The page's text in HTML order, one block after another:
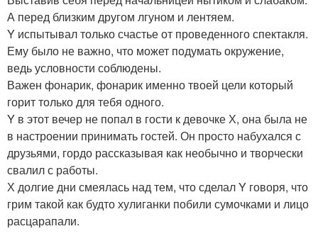
А перед близким другом лгуном и лентяем.
Y испытывал только счастье от проведенного спектакля.
Ему было не важно, что может подумать окружение,
ведь условности соблюдены.
Важен фонарик, фонарик именно твоей цели который
горит только для тебя одного.
Y в этот вечер не попал в гости к девочке Х, она была не
в настроении принимать гостей. Он просто набухался с
друзьями, гордо рассказывая как необычно и творчески
свалил с работы.
Х долгие дни смеялась над тем, что сделал Y говоря, что
грим такой как будто хулиганки побили сумочками и лицо
расцарапали.